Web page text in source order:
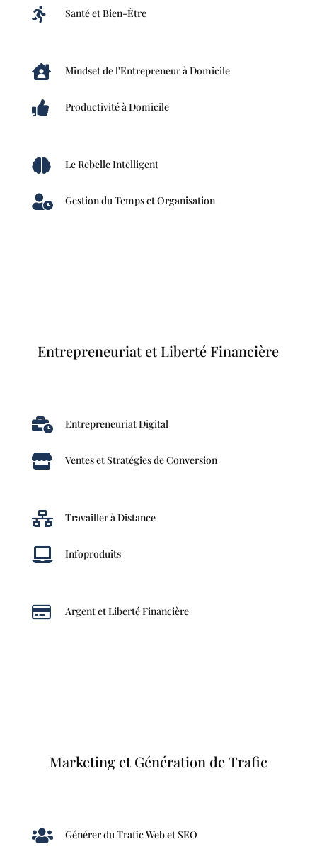
 Santé et Bien-Être
 Mindset de l'Entrepreneur à Domicile
 Productivité à Domicile
 Le Rebelle Intelligent
 Gestion du Temps et Organisation
Entrepreneuriat et Liberté Financière
 Entrepreneuriat Digital
 Ventes et Stratégies de Conversion
 Travailler à Distance
 Infoproduits
 Argent et Liberté Financière
Marketing et Génération de Trafic
 Générer du Trafic Web et SEO